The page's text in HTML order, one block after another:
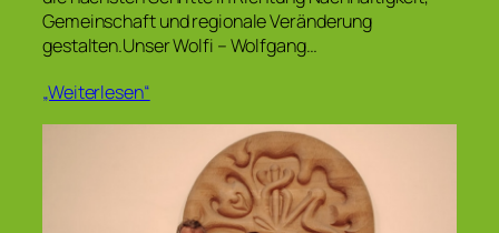
Gemeinschaft und regionale Veränderung
gestalten.Unser Wolfi – Wolfgang…
„Weiterlesen“